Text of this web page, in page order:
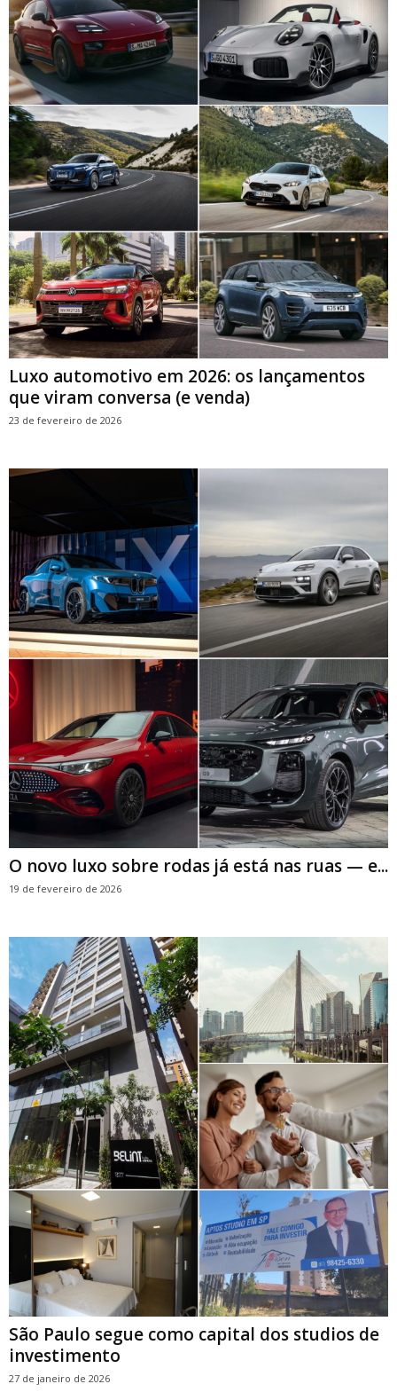
Luxo automotivo em 2026: os lançamentos
que viram conversa (e venda)
23 de fevereiro de 2026
O novo luxo sobre rodas já está nas ruas — e...
19 de fevereiro de 2026
São Paulo segue como capital dos studios de
investimento
27 de janeiro de 2026